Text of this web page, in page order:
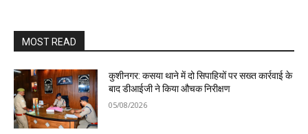
MOST READ
कुशीनगर: कसया थाने में दो सिपाहियों पर सख्त कार्रवाई के
बाद डीआईजी ने किया औचक निरीक्षण
05/08/2026